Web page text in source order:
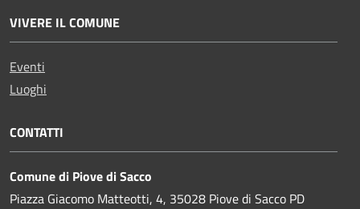
VIVERE IL COMUNE
Eventi
Luoghi
CONTATTI
Comune di Piove di Sacco
Piazza Giacomo Matteotti, 4, 35028 Piove di Sacco PD